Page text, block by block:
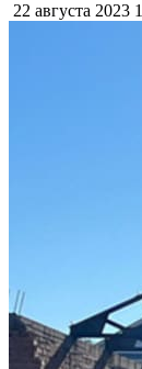
22 августа 2023